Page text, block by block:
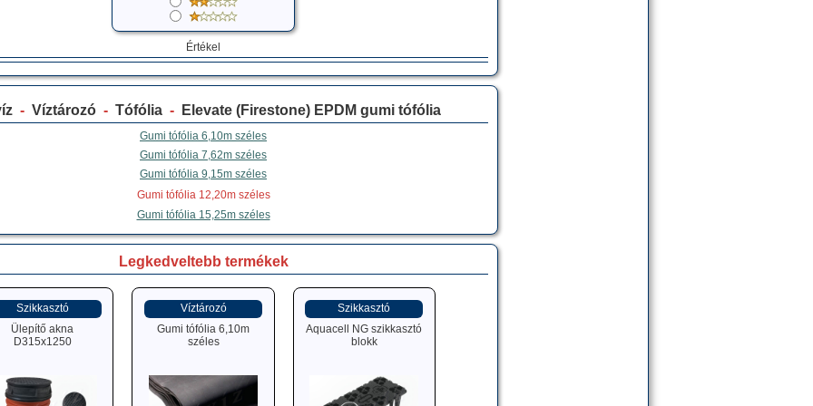
Értékel
- Víztározó- Tófólia- Elevate (Firestone) EPDM gumi tófólia
Gumi tófólia 6,10m széles
Gumi tófólia 7,62m széles
Gumi tófólia 9,15m széles
Gumi tófólia 12,20m széles
Gumi tófólia 15,25m széles
Legkedveltebb termékek
Szikkasztó
Ülepítő akna
D315x1250
Víztározó
Gumi tófólia 6,10m
széles
Szikkasztó
Aquacell NG szikkasztó
blokk